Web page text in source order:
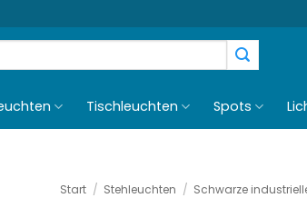
Tischleuchten Spots
Start / Stehleuchten / Schwarze